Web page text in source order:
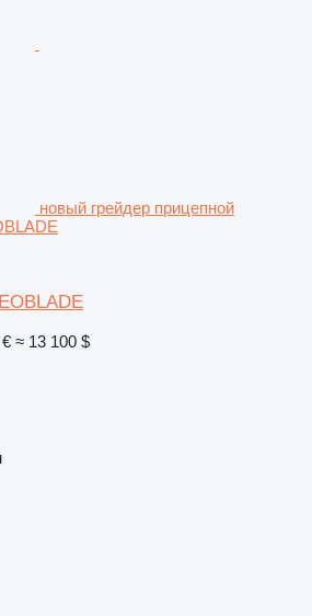
новый грейдер прицепной
≈ 13 100 $